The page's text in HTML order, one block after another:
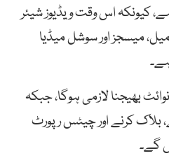
کیونکہ اس وقت ویڈیوز شیئر
میسجز اور سوشل میڈیا
ہے۔
بھیجنا لازمی ہوگا، جبکہ
بلاک کرنے اور چیٹس رپورٹ
گے۔